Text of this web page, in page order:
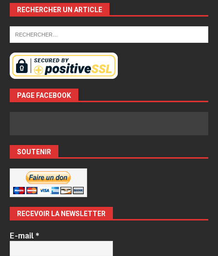
RECHERCHER UN ARTICLE
PAGE FACEBOOK
SOUTENIR
RECEVOIR LA NEWSLETTER
E-mail*